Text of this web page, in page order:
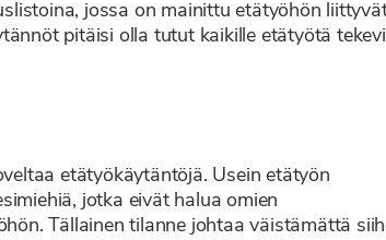
jossa on mainittu etätyöhön
pitäisi olla tutut kaikille etätyötä
etätyökäytäntöjä. Usein etätyön
jotka eivät halua omien
Tällainen tilanne johtaa väistämättä